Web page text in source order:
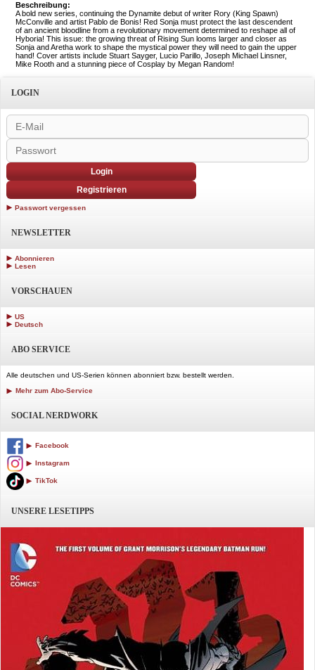
Beschreibung:
A bold new series, continuing the Dynamite debut of writer Rory (King Spawn)
McConville and artist Pablo de Bonis! Red Sonja must protect the last descendent
of an ancient bloodline from a revolutionary movement determined to reshape all of
Hyboria! This issue: the growing threat of Rising Sun looms larger and closer as
Sonja and Aretha work to shape the mystical power they will need to gain the upper
hand! Cover artists include Stuart Sayger, Lucio Parillo, Joseph Michael Linsner,
Mike Rooth and a stunning piece of Cosplay by Megan Random!
LOGIN
Login
Registrieren
Passwort vergessen
NEWSLETTER
Abonnieren
Lesen
VORSCHAUEN
US
Deutsch
ABO SERVICE
Alle deutschen und US-Serien können abonniert bzw. bestellt werden.
Mehr zum Abo-Service
SOCIAL NERDWORK
Facebook
Instagram
TikTok
UNSERE LESETIPPS